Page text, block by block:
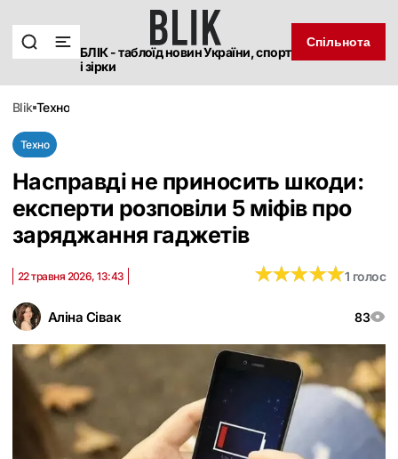
БЛІК - таблоїд новин України, спорт
і зірки
Спільнота
blik техно
Техно
Насправді не приносить шкоди:
експерти розповіли 5 міфів про
заряджання гаджетів
Аліна Сівак 83
22 травня 2026, 13:43 ★★★★★
★★★★★1 голос